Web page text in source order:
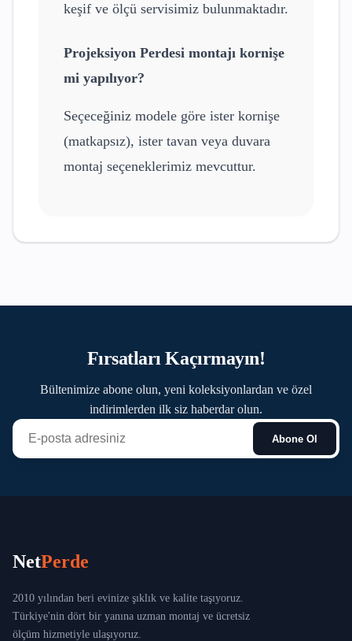
keşif ve ölçü servisimiz bulunmaktadır.
Projeksiyon Perdesi montajı kornişe
mi yapılıyor?
Seçeceğiniz modele göre ister kornişe
(matkapsız), ister tavan veya duvara
montaj seçeneklerimiz mevcuttur.
Fırsatları Kaçırmayın!
Bültenimize abone olun, yeni koleksiyonlardan ve özel
indirimlerden ilk siz haberdar olun.
Abone Ol
NetPerde
2010 yılından beri evinize şıklık ve kalite taşıyoruz.
Türkiye'nin dört bir yanına uzman montaj ve ücretsiz
ölçüm hizmetiyle ulaşıyoruz.